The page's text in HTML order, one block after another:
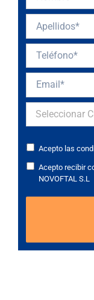
Acepto las
Acepto recibir
NOVOFTAL S.L